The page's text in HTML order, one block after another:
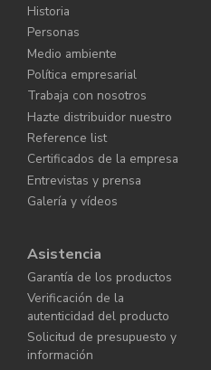
Historia
Personas
Medio ambiente
Política empresarial
Trabaja con nosotros
Hazte distribuidor nuestro
Reference list
Certificados de la empresa
Entrevistas y prensa
Galería y vídeos
Asistencia
Garantía de los productos
Verificación de la
autenticidad del producto
Solicitud de presupuesto y
información